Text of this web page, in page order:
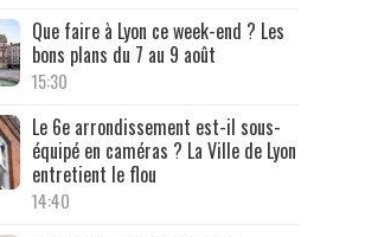
Que faire à Lyon ce week-end ? Les
bons plans du 7 au 9 août
15:30
Le 6e arrondissement est-il sous-
équipé en caméras ? La Ville de Lyon
entretient le flou
14:40